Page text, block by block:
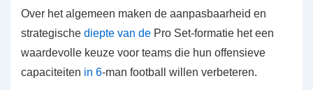
Over het algemeen maken de aanpasbaarheid en
strategische diepte van de Pro Set-formatie het een
waardevolle keuze voor teams die hun offensieve
capaciteiten in 6-man football willen verbeteren.